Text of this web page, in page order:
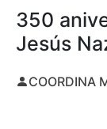
350
Jesús
COORDINA